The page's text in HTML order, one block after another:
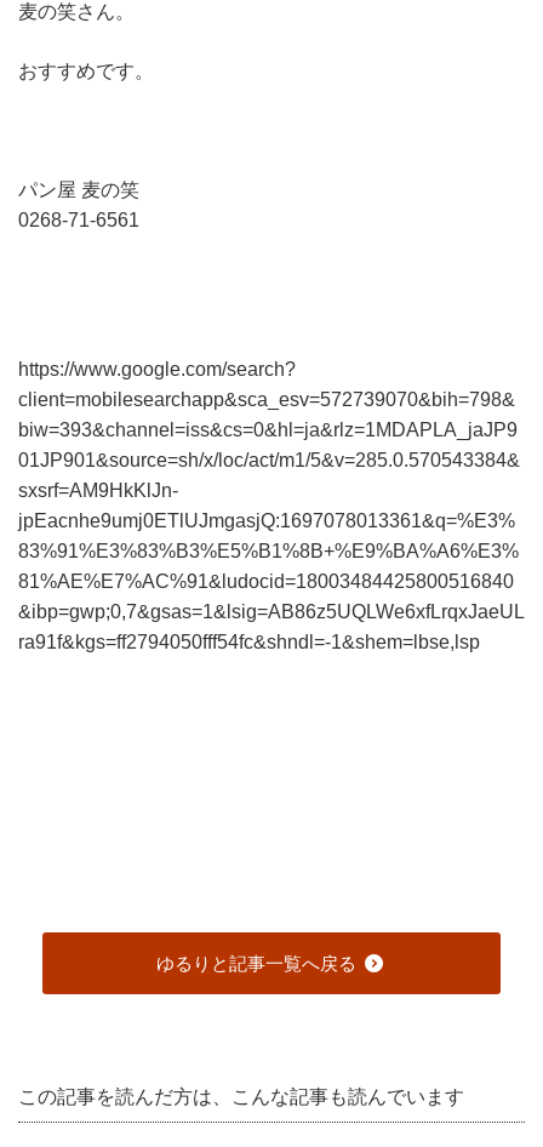
麦の笑さん。
おすすめです。
パン屋 麦の笑
0268-71-6561
https://www.google.com/search?
client=mobilesearchapp&sca_esv=572739070&bih=798&
biw=393&channel=iss&cs=0&hl=ja&rlz=1MDAPLA_jaJP9
01JP901&source=sh/x/loc/act/m1/5&v=285.0.570543384&
sxsrf=AM9HkKlJn-
jpEacnhe9umj0ETlUJmgasjQ:1697078013361&q=%E3%
83%91%E3%83%B3%E5%B1%8B+%E9%BA%A6%E3%
81%AE%E7%AC%91&ludocid=18003484425800516840
&ibp=gwp;0,7&gsas=1&lsig=AB86z5UQLWe6xfLrqxJaeUL
ra91f&kgs=ff2794050fff54fc&shndl=-1&shem=lbse,lsp
ゆるりと記事一覧へ戻る
この記事を読んだ方は、こんな記事も読んでいます